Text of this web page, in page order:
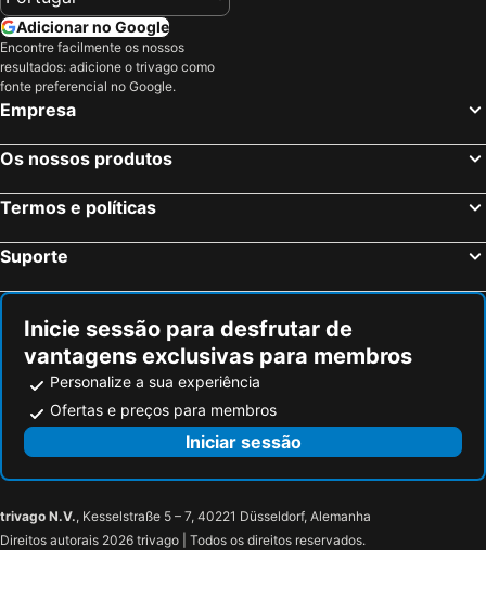
Adicionar no Google
Encontre facilmente os nossos
resultados: adicione o trivago como
fonte preferencial no Google.
Empresa
Os nossos produtos
Termos e políticas
Suporte
Inicie sessão para desfrutar de
vantagens exclusivas para membros
Personalize a sua experiência
Ofertas e preços para membros
Iniciar sessão
trivago N.V., Kesselstraße 5 – 7, 40221 Düsseldorf, Alemanha
Direitos autorais 2026 trivago | Todos os direitos reservados.